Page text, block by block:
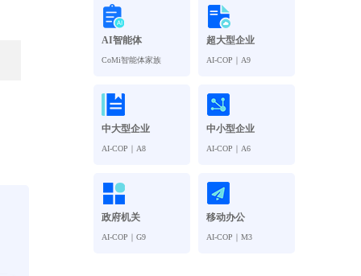
企业人力穿透合规管控
AI智能体
CoMi智能体家族
超大型企业
AI-COP｜A9
中大型企业
AI-COP｜A8
中小型企业
AI-COP｜A6
政府机关
AI-COP｜G9
移动办公
AI-COP｜M3